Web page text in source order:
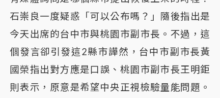
石崇良一度疑惑「可以公布嗎？」隨後指出是
今天出席的台中市與桃園市副市長。不過，這
個發言卻引發這2縣市譁然，台中市副市長黃
國榮指出對方應是口誤、桃園市副市長王明鉅
則表示，原意是希望中央正視檢驗量能問題。